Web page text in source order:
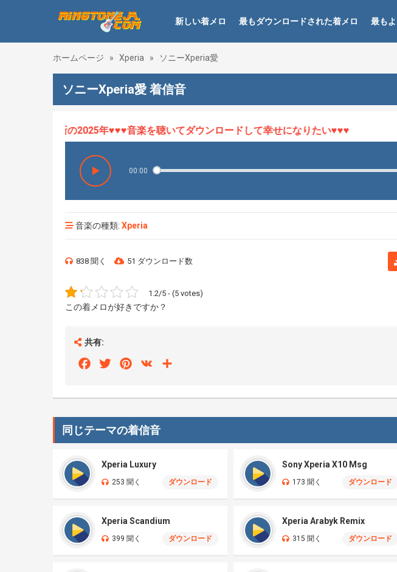
新しい着メロ 最もダウンロードされた着メロ 最も
ホームページ » Xperia » ソニーXperia愛
ソニーXperia愛 着信音
、最新の2025年♥♥♥音楽を聴いてダウンロードして幸せになりたい♥♥♥
00:00
音楽の種類: Xperia
838 聞く 51 ダウンロード数
1.2/5 - (5 votes)
この着メロが好きですか？
共有:
FacebookTwitterPinterest
VK
同じテーマの着信音
Xperia Luxury
253 聞く ダウンロード
Sony Xperia X10 Msg
173 聞く ダウンロード
Xperia Scandium
399 聞く ダウンロード
Xperia Arabyk Remix
315 聞く ダウンロード